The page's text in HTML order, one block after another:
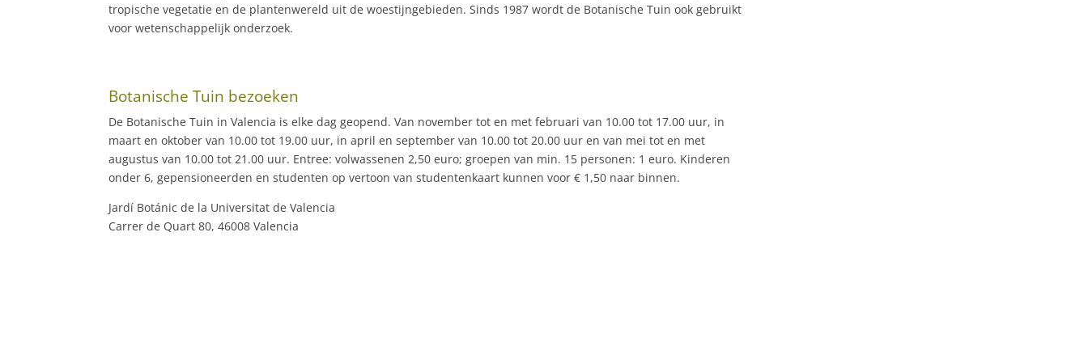
tropische vegetatie en de plantenwereld uit de woestijngebieden. Sinds 1987 wordt de Botanische Tuin ook gebruikt
voor wetenschappelijk onderzoek.
Botanische Tuin bezoeken
De Botanische Tuin in Valencia is elke dag geopend. Van november tot en met februari van 10.00 tot 17.00 uur, in
maart en oktober van 10.00 tot 19.00 uur, in april en september van 10.00 tot 20.00 uur en van mei tot en met
augustus van 10.00 tot 21.00 uur. Entree: volwassenen 2,50 euro; groepen van min. 15 personen: 1 euro. Kinderen
onder 6, gepensioneerden en studenten op vertoon van studentenkaart kunnen voor € 1,50 naar binnen.
Jardí Botánic de la Universitat de Valencia
Carrer de Quart 80, 46008 Valencia